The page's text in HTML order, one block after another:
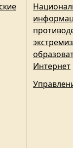
Интернет